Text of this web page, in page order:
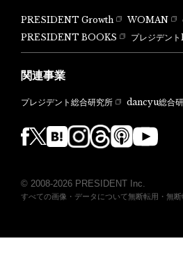
PRESIDENT Growth WOMAN
PRESIDENT BOOKS
プレジデン
関連事業
プレジデント総合研究所 dancyu総合
© 2008-2026 PRESIDENT Inc.
すべての画像・データについて無断転用・無断